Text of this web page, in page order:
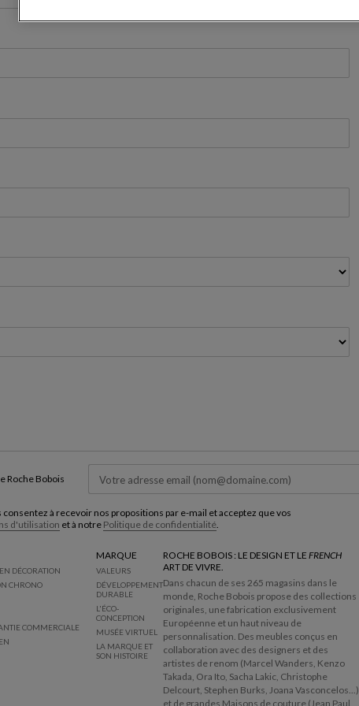
Roche Bobois
à recevoir nos propositions par e-mail et acceptez que vos
d'utilisation et à notre Politique de confidentialité
DÉCORATION
CHRONO
COMMERCIALE
MARQUE
VALEURS
DÉVELOPPEMENT
DURABLE
L'ÉCO-
CONCEPTION
MUSÉE VIRTUEL
LA MARQUE ET
SON HISTOIRE
ROCHE BOBOIS : LE DESIGN ET LE FRENCH
ART DE VIVRE.
Dans chacun de ses 265 magasins dans le
monde, Roche Bobois propose des collections
originales, une fabrication exclusivement
Européenne et un haut niveau de
personnalisation. Des meubles conçus en
collaboration avec des designers et des
artistes de renom (Marcel Wanders, Kenzo
Takada, Ora Ito, Sacha Lakic, Christophe
Delcourt, Stephen Burks, Joana Vasconcelos...)
et de grandes Maisons de couture (Jean Paul